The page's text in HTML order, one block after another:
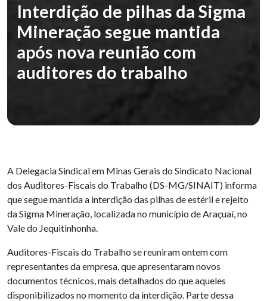
Interdição de pilhas da Sigma
Mineração segue mantida
após nova reunião com
auditores do trabalho
A Delegacia Sindical em Minas Gerais do Sindicato Nacional
dos Auditores-Fiscais do Trabalho (DS-MG/SINAIT) informa
que segue mantida a interdição das pilhas de estéril e rejeito
da Sigma Mineração, localizada no município de Araçuaí, no
Vale do Jequitinhonha.
Auditores-Fiscais do Trabalho se reuniram ontem com
representantes da empresa, que apresentaram novos
documentos técnicos, mais detalhados do que aqueles
disponibilizados no momento da interdição. Parte dessa